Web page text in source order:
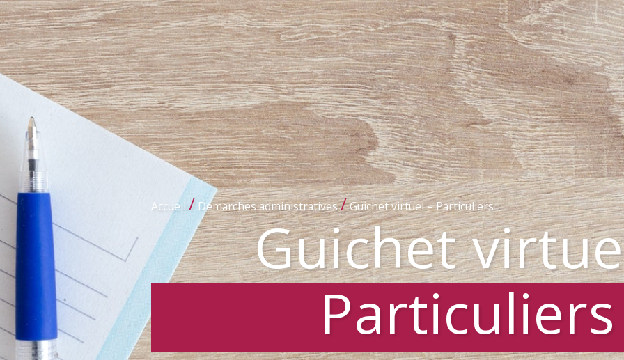
Accueil / Démarches administratives/Guichet virtuel – Particuliers
Guichet
Particuliers